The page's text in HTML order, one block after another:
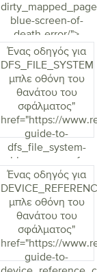
blue-screen-of-
death-error/">
Ένας οδηγός για
DFS_FILE_SYSTEM
μπλε οθόνη του
θανάτου του
σφάλματος"
href="https://
guide-to-
dfs_file_system-
blue-screen-of-
death-error/">
Ένας οδηγός για
μπλε οθόνη του
θανάτου του
σφάλματος"
href="https://
guide-to-